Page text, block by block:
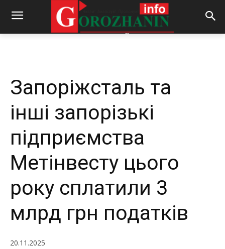
By REDACTOR - 20.11.2025 162
Запоріжсталь та
інші запорізькі
підприємства
Метінвесту цього
року сплатили 3
млрд грн податків
20.11.2025